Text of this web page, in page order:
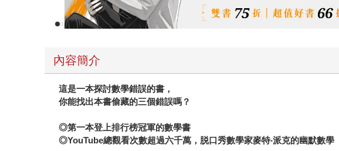
內容簡介
這是一本探討數學錯誤的書，
你能找出本書偷藏的三個錯誤嗎？
◎第一本登上排行榜冠軍的數學書
◎YouTube總觀看次數超過六千萬，脱口秀數學家麥特‧派克的幽默數學